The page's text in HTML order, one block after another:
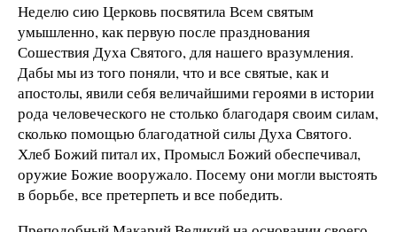
Неделю сию Церковь посвятила Всем святым
умышленно, как первую после празднования
Сошествия Духа Святого, для нашего вразумления.
Дабы мы из того поняли, что и все святые, как и
апостолы, явили себя величайшими героями в истории
рода человеческого не столько благодаря своим силам,
сколько помощью благодатной силы Духа Святого.
Хлеб Божий питал их, Промысл Божий обеспечивал,
оружие Божие вооружало. Посему они могли выстоять
в борьбе, все претерпеть и все победить.